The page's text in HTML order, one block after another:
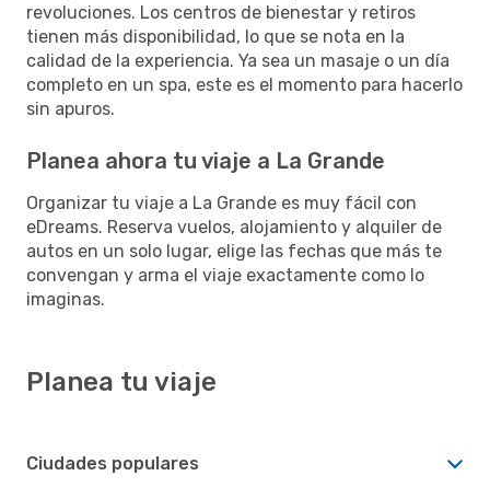
revoluciones. Los centros de bienestar y retiros
tienen más disponibilidad, lo que se nota en la
calidad de la experiencia. Ya sea un masaje o un día
completo en un spa, este es el momento para hacerlo
sin apuros.
Planea ahora tu viaje a La Grande
Organizar tu viaje a La Grande es muy fácil con
eDreams. Reserva vuelos, alojamiento y alquiler de
autos en un solo lugar, elige las fechas que más te
convengan y arma el viaje exactamente como lo
imaginas.
Planea tu viaje
Ciudades populares